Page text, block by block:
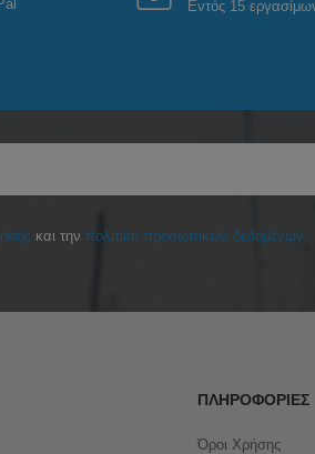
Εντός 15
και τηνπολιτική προσωπικών δεδομένων
ΠΛΗΡΟΦΟΡΊΕΣ
Όροι Χρήσης